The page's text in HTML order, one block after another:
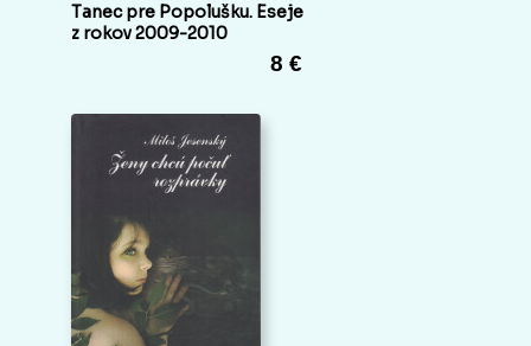
Tanec pre Popolušku. Eseje
z rokov 2009-2010
8 €